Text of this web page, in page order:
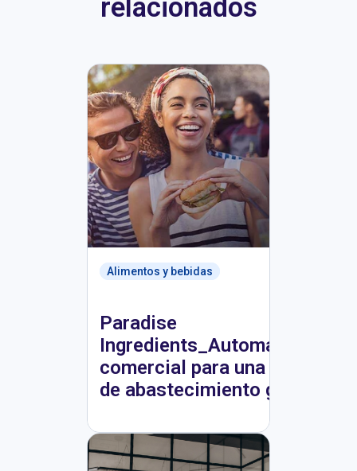
relacionados
Alimentos y bebidas
Paradise
Ingredients_Automatización
comercial para una cadena
de abastecimiento global